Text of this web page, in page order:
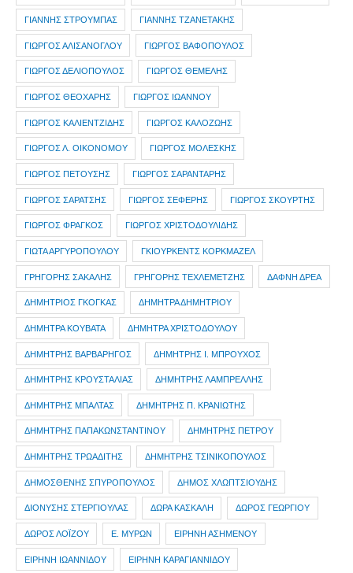
ΓΙΑΝΝΗΣ ΣΤΡΟΥΜΠΑΣ ΓΙΑΝΝΗΣ ΤΖΑΝΕΤΑΚΗΣ
ΓΙΩΡΓΟΣ ΑΛΙΣΑΝΟΓΛΟΥ ΓΙΩΡΓΟΣ ΒΑΦΟΠΟΥΛΟΣ
ΓΙΩΡΓΟΣ ΔΕΛΙΟΠΟΥΛΟΣ ΓΙΩΡΓΟΣ ΘΕΜΕΛΗΣ
ΓΙΩΡΓΟΣ ΘΕΟΧΑΡΗΣ ΓΙΩΡΓΟΣ ΙΩΑΝΝΟΥ
ΓΙΩΡΓΟΣ ΚΑΛΙΕΝΤΖΙΔΗΣ ΓΙΩΡΓΟΣ ΚΑΛΟΖΩΗΣ
ΓΙΩΡΓΟΣ Λ. ΟΙΚΟΝΟΜΟΥ ΓΙΩΡΓΟΣ ΜΟΛΕΣΚΗΣ
ΓΙΩΡΓΟΣ ΠΕΤΟΥΣΗΣ ΓΙΩΡΓΟΣ ΣΑΡΑΝΤΑΡΗΣ
ΓΙΩΡΓΟΣ ΣΑΡΑΤΣΗΣ ΓΙΩΡΓΟΣ ΣΕΦΕΡΗΣ ΓΙΩΡΓΟΣ ΣΚΟΥΡΤΗΣ
ΓΙΩΡΓΟΣ ΦΡΑΓΚΟΣ ΓΙΩΡΓΟΣ ΧΡΙΣΤΟΔΟΥΛΙΔΗΣ
ΓΙΩΤΑ ΑΡΓΥΡΟΠΟΥΛΟΥ ΓΚΙΟΥΡΚΕΝΤΣ ΚΟΡΚΜΑΖΕΛ
ΓΡΗΓΟΡΗΣ ΣΑΚΑΛΗΣ ΓΡΗΓΟΡΗΣ ΤΕΧΛΕΜΕΤΖΗΣ ΔΑΦΝΗ ΔΡΕΑ
ΔΗΜΗΤΡIOΣ ΓΚΟΓΚΑΣ ΔΗΜΗΤΡΑ ΔΗΜΗΤΡΙΟΥ
ΔΗΜΗΤΡΑ ΚΟΥΒΑΤΑ ΔΗΜΗΤΡΑ ΧΡΙΣΤΟΔΟΥΛΟΥ
ΔΗΜΗΤΡΗΣ ΒΑΡΒΑΡΗΓΟΣ ΔΗΜΗΤΡΗΣ Ι. ΜΠΡΟΥΧΟΣ
ΔΗΜΗΤΡΗΣ ΚΡΟΥΣΤΑΛΙΑΣ ΔΗΜΗΤΡΗΣ ΛΑΜΠΡΕΛΛΗΣ
ΔΗΜΗΤΡΗΣ ΜΠΑΛΤΑΣ ΔΗΜΗΤΡΗΣ Π. ΚΡΑΝΙΩΤΗΣ
ΔΗΜΗΤΡΗΣ ΠΑΠΑΚΩΝΣΤΑΝΤΙΝΟΥ ΔΗΜΗΤΡΗΣ ΠΕΤΡΟΥ
ΔΗΜΗΤΡΗΣ ΤΡΩΑΔΙΤΗΣ ΔΗΜΗΤΡΗΣ ΤΣΙΝΙΚΟΠΟΥΛΟΣ
ΔΗΜΟΣΘΕΝΗΣ ΣΠΥΡΟΠΟΥΛΟΣ ΔΗΜΟΣ ΧΛΩΠΤΣΙΟΥΔΗΣ
ΔΙΟΝΥΣΗΣ ΣΤΕΡΓΙΟΥΛΑΣ ΔΩΡΑ ΚΑΣΚΑΛΗ ΔΩΡΟΣ ΓΕΩΡΓΙΟΥ
ΔΩΡΟΣ ΛΟΪΖΟΥ Ε. ΜΥΡΩΝ ΕΙΡΗΝΗ ΑΣΗΜΕΝΟΥ
ΕΙΡΗΝΗ ΙΩΑΝΝΙΔΟΥ ΕΙΡΗΝΗ ΚΑΡΑΓΙΑΝΝΙΔΟΥ